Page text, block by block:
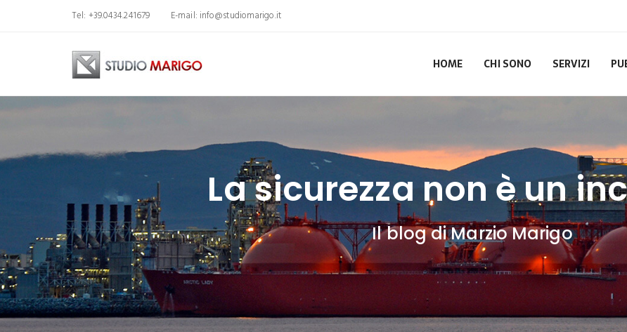
Tel: +39.0434.241679 E-mail: info@studiomarigo.it
HOME CHI SONO SERVIZI
La sicurezza non è un
Il blog di Marzio Marigo